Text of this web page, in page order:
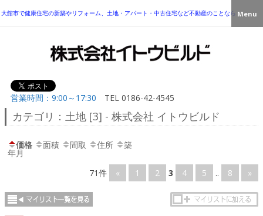
大館市で健康住宅の新築やリフォーム、土地・アパート・中古住宅など不動産のことなら
営業時間：9:00～17:30 TEL 0186-42-4545
Menu
カテゴリ：土地 [3] - 株式会社 イトウビルド
価格 面積 間取 住所 築
年月
71件
« 1 2 3 4 5 .. 8 »